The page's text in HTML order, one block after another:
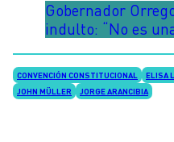
Gobernador
indulto: “No es
CONVENCIÓN CONSTITUCIONAL ELISA
JOHN MÜLLER
JORGE ARANCIBIA